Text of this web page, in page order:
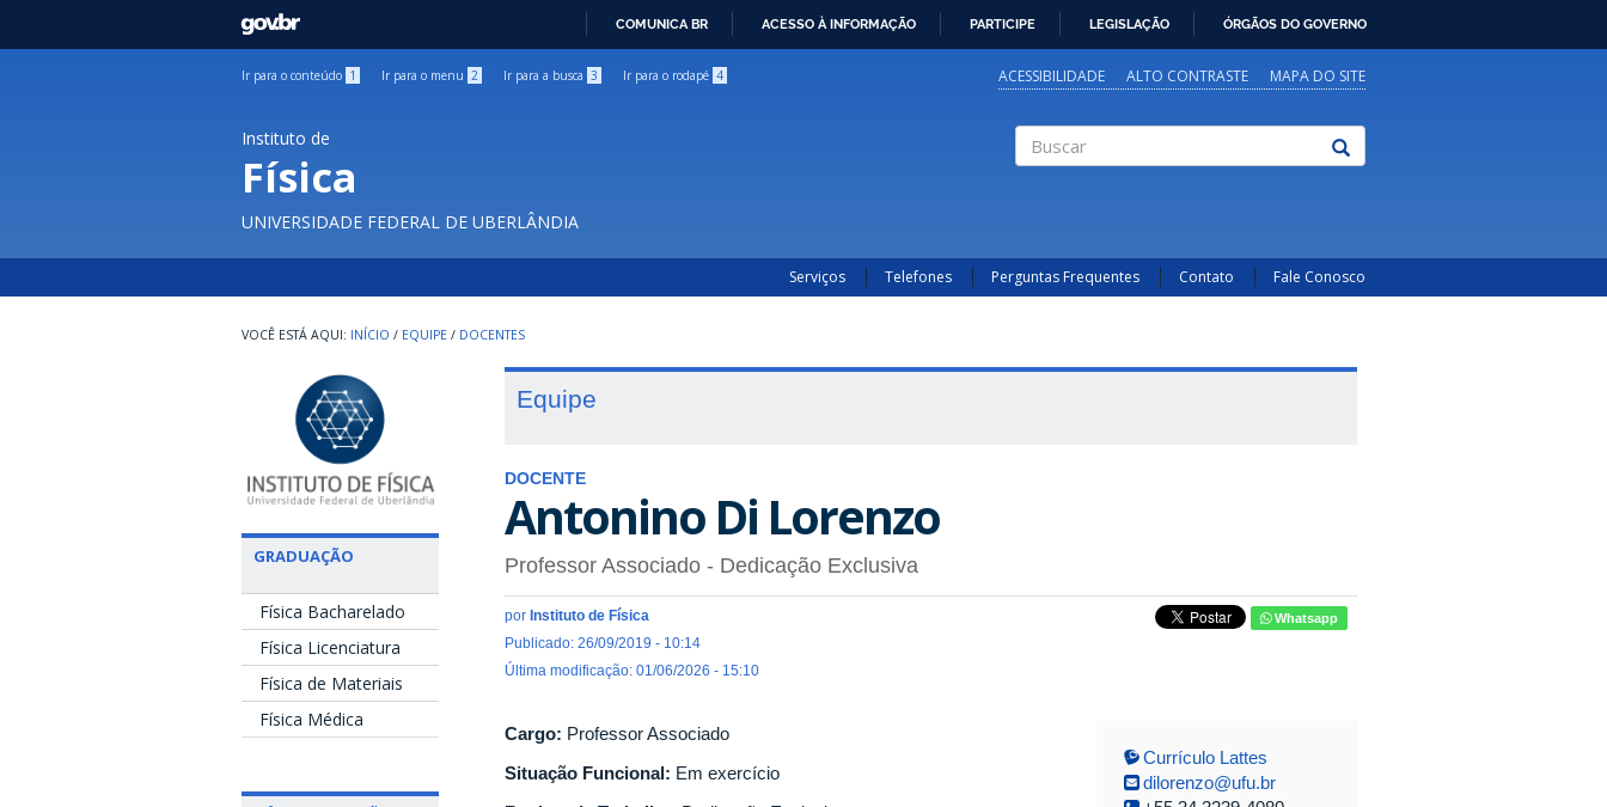
GOVBR
COMUNICA BR ACESSO À INFORMAÇÃO PARTICIPE LEGISLAÇÃO ÓRGÃOS DO GOVERNO
Ir para o conteúdo 1 Ir para o menu 2 Ir para a busca 3 Ir para o rodapé 4 ACESSIBILIDADE ALTO CONTRASTE MAPA DO SITE
Instituto de
Física
UNIVERSIDADE FEDERAL DE UBERLÂNDIA
Serviços Telefones Perguntas Frequentes Contato Fale Conosco
INÍCIO / EQUIPE / DOCENTES
GRADUAÇÃO
Física Bacharelado
Física Licenciatura
Física de Materiais
Física Médica
Equipe
DOCENTE
Antonino Di Lorenzo
Professor Associado - Dedicação Exclusiva
por Instituto de Física
Publicado: 26/09/2019 - 10:14
Última modificação: 01/06/2026 - 15:10
Whatsapp
Cargo: Professor Associado
Situação Funcional: Em exercício
Currículo Lattes
dilorenzo@ufu.br